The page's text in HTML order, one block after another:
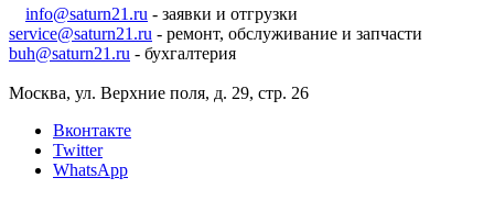
info@saturn21.ru - заявки и отгрузки
service@saturn21.ru - ремонт, обслуживание и запчасти
buh@saturn21.ru - бухгалтерия
Москва, ул. Верхние поля, д. 29, стр. 26
Вконтакте
Twitter
WhatsApp